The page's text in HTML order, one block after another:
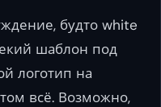
будто white
шаблон под
логотип на
всё. Возможно,